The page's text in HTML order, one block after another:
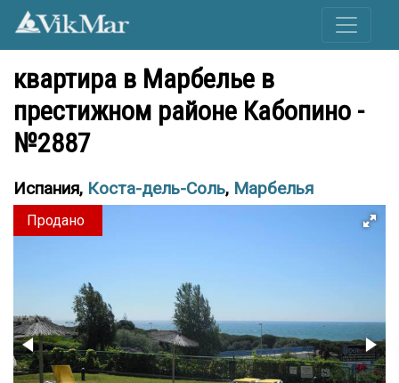
квартира в Марбелье в
престижном районе Кабопино -
№2887
Испания, Коста-дель-Соль, Марбелья
Продано